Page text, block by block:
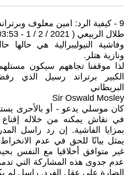
9 - كيفية الرد: امين معلوف وبرتراند رسل!
طلال الربيعي ( 2021 / 2 / 1 - 03:53 )
وفاشية النيوليبرالية هي حالها
ونازية هتلر.
لذا موقفنا تجاههم سيكون
الكبير برتراند رسيل الذي
البريطاني
Sir Oswald Mosley
كان موسلي يدعو - أو بالأحرى
في نقاش يمكنه من خلاله إقناع
بمزايا الفاشية. إن رد راسل
يمثل بيانًا للحق في عدم
غير متوافق أخلاقيا مع النفس
عدم جدوى هذه المشاركة التي
الضارة على عقل الفرد. راسل لم